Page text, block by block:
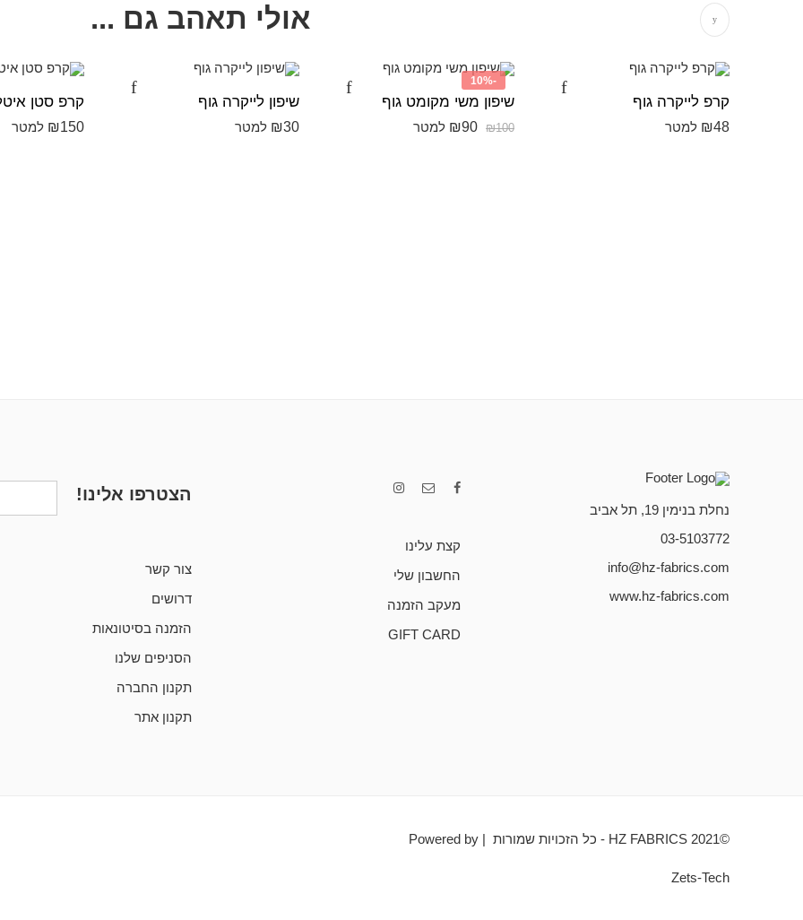
אולי תאהב גם ...
קרפ לייקרה גוף
₪48 למטר
-10%
שיפון משי מקומט גוף
₪100
₪90 למטר
שיפון לייקרה גוף
₪30 למטר
קרפ סטן
₪150 למטר
נחלת בנימין 19, תל אביב
03-5103772
info@hz-fabrics.com
www.hz-fabrics.com
קצת עלינו
החשבון שלי
מעקב הזמנה
GIFT CARD
הצטרפו אלינו!
צור קשר
דרושים
הזמנה בסיטונאות
הסניפים שלנו
תקנון החברה
תקנון אתר
©HZ FABRICS 2021 - כל הזכויות שמורות | Powered by
Zets-Tech